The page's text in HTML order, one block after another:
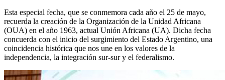
Esta especial fecha, que se conmemora cada año el 25 de mayo,
recuerda la creación de la Organización de la Unidad Africana
(OUA) en el año 1963, actual Unión Africana (UA). Dicha fecha
concuerda con el inicio del surgimiento del Estado Argentino, una
coincidencia histórica que nos une en los valores de la
independencia, la integración sur-sur y el federalismo.